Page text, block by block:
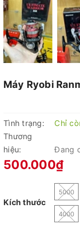
Máy Ryobi
Tình trạng:
Chỉ
Thương
hiệu:
Đang
500.000₫
Kích thước
5000
4000